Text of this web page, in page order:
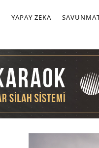
YAPAY ZEKA